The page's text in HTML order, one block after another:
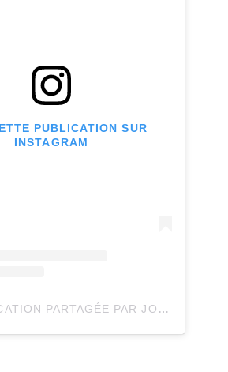
PUBLICATION SUR
INSTAGRAM
UNE PUBLICATION PARTAGÉE PAR JOLI JOLI DESIGN (@JOLIJOLIDESIGN)